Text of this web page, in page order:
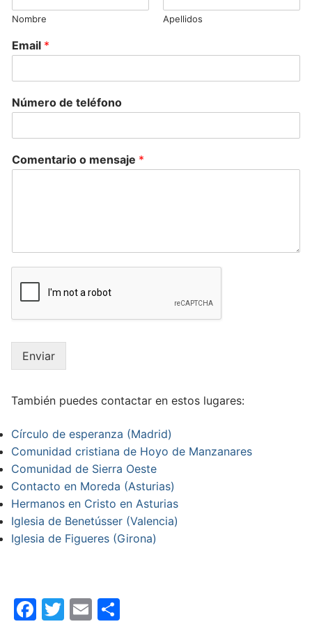
Nombre Apellidos
Email *
Número de teléfono
Comentario o mensaje *
Enviar
También puedes contactar en estos lugares:
Círculo de esperanza (Madrid)
Comunidad cristiana de Hoyo de Manzanares
Comunidad de Sierra Oeste
Contacto en Moreda (Asturias)
Hermanos en Cristo en Asturias
Iglesia de Benetússer (Valencia)
Iglesia de Figueres (Girona)
Facebook
Twitter
Email